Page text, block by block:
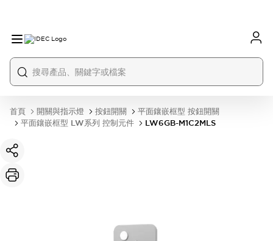
首頁 開關與指示燈 按鈕開關
平面鑲嵌框型 按鈕開關
平面鑲嵌框型 LW系列 控制元件
LW6GB-M1C2MLS